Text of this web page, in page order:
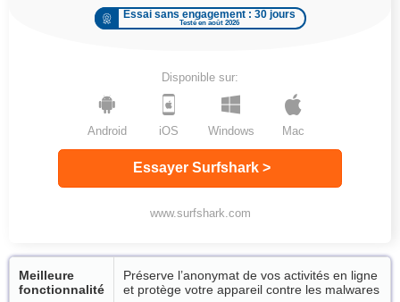
Essai sans engagement : 30 jours
Testé en août 2026
Disponible sur:
Windows Mac
Android iOS
Essayer Surfshark >
www.surfshark.com
Meilleure
fonctionnalité
Préserve l’anonymat de vos activités en ligne
et protège votre appareil contre les malwares